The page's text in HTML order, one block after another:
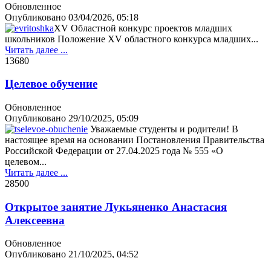
Обновленное
Опубликовано 03/04/2026, 05:18
XV Областной конкурс проектов младших
школьников Положение XV областного конкурса младших...
Читать далее ...
13680
Целевое обучение
Обновленное
Опубликовано 29/10/2025, 05:09
Уважаемые студенты и родители! В
настоящее время на основании Постановления Правительства
Российской Федерации от 27.04.2025 года № 555 «О
целевом...
Читать далее ...
28500
Открытое занятие Лукьяненко Анастасия
Алексеевна
Обновленное
Опубликовано 21/10/2025, 04:52